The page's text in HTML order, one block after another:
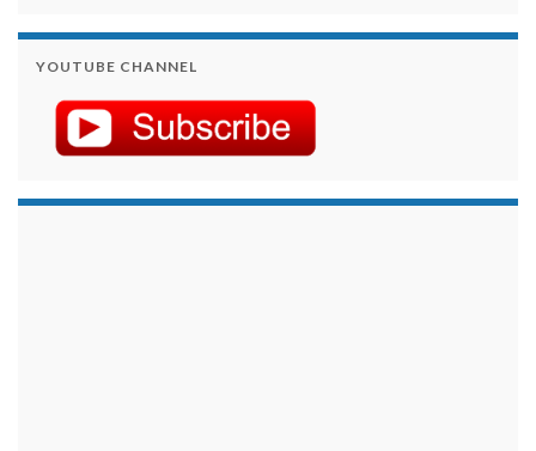
YOUTUBE CHANNEL